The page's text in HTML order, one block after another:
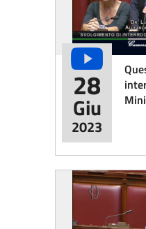
28
Giu
2023